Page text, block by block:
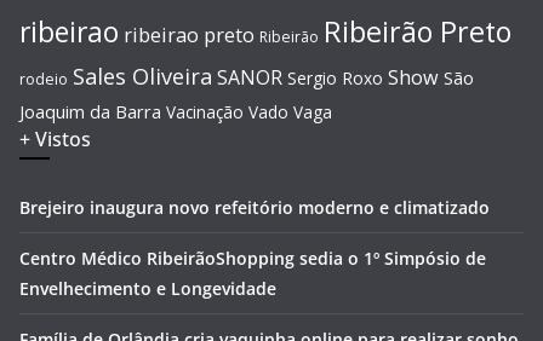
ribeirao ribeirao preto Ribeirão Ribeirão Preto
rodeio Sales Oliveira SANOR Sergio Roxo Show São
Joaquim da Barra Vacinação Vado Vaga
+ Vistos
Brejeiro inaugura novo refeitório moderno e climatizado
Centro Médico RibeirãoShopping sedia o 1º Simpósio de
Envelhecimento e Longevidade